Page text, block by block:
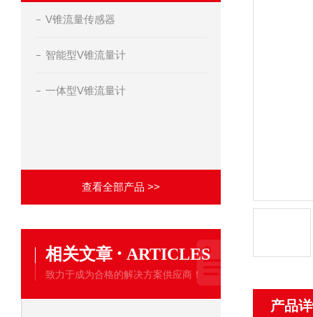
V锥流量传感器
智能型V锥流量计
一体型V锥流量计
查看全部产品 >>
相关文章 · ARTICLES
致力于成为合格的解决方案供应商！
产品